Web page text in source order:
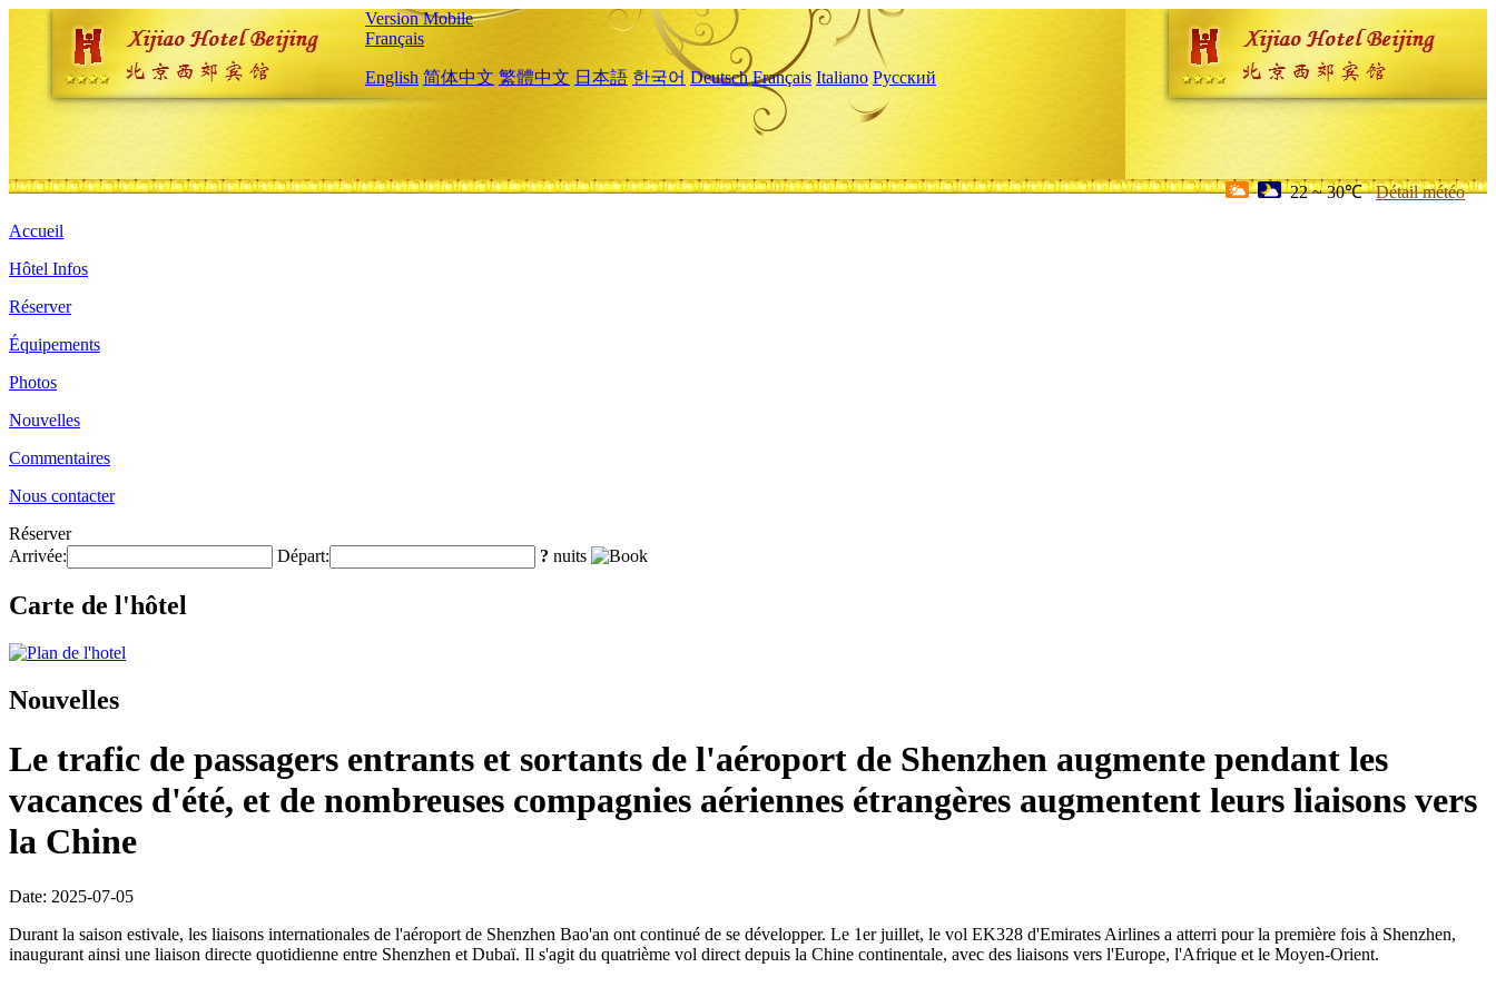
Version Mobile
Français
English 简体中文 繁體中文 日本語 한국어 Deutsch Français Italiano Русский
22 ~ 30℃ Détail météo
Accueil
Hôtel Infos
Réserver
Équipements
Photos
Nouvelles
Commentaires
Nous contacter
Réserver
Arrivée:
Départ: ? nuits
Carte de l'hôtel
Nouvelles
Le trafic de passagers entrants et sortants de l'aéroport de Shenzhen augmente pendant les
vacances d'été, et de nombreuses compagnies aériennes étrangères augmentent leurs liaisons vers
la Chine
Date: 2025-07-05
Durant la saison estivale, les liaisons internationales de l'aéroport de Shenzhen Bao'an ont continué de se développer. Le 1er juillet, le vol EK328 d'Emirates Airlines a atterri pour la première fois à Shenzhen,
inaugurant ainsi une liaison directe quotidienne entre Shenzhen et Dubaï. Il s'agit du quatrième vol direct depuis la Chine continentale, avec des liaisons vers l'Europe, l'Afrique et le Moyen-Orient.